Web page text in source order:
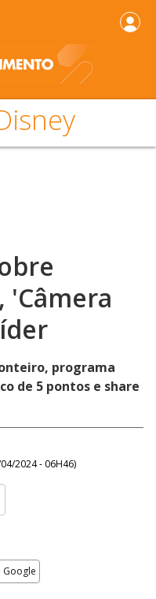
'Câmera
programa
de 5 pontos e share
2024 - 06H46)